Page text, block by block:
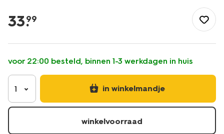
kantoor/bureau-
accessoires/cartridge-
305-
zwart%2Fkleur-
-
-2-
stuks-
38300107.html
33.
99
voor 22:00 besteld, binnen 1-3 werkdagen in huis
1 in winkelmandje
winkelvoorraad